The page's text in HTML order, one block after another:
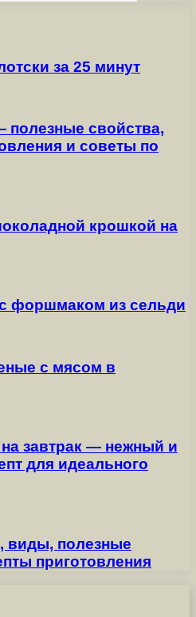
за 25 минут
свойства,
и советы по
крошкой на
форшмаком из сельди
с мясом в
завтрак — нежный и
для идеального
виды, полезные
приготовления